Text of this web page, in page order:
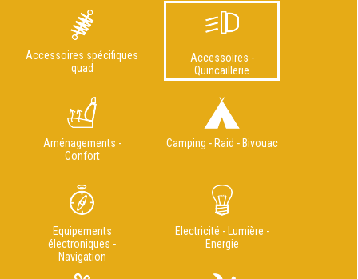
Accessoires spécifiques
quad
Accessoires -
Quincaillerie
Aménagements -
Confort
Camping - Raid - Bivouac
Equipements
électroniques -
Navigation
Electricité - Lumière -
Energie